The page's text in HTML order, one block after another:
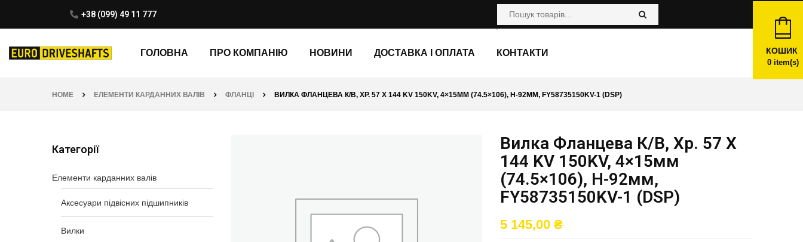
+38 (099) 49 11 777
ГОЛОВНА ПРО КОМПАНІЮ НОВИНИ ДОСТАВКА І ОПЛАТА КОНТАКТИ КОШИК
0item(s)
HOME ЕЛЕМЕНТИ КАРДАННИХ ВАЛІВ ФЛАНЦІ ВИЛКА ФЛАНЦЕВА К/В, ХР. 57 X 144 KV 150KV, 4×15ММ (74.5×106), H-92ММ, FY58735150KV-1 (DSP)
Категорії
Елементи карданних валів
Аксесуари підвісних підшипників
Вилки
Вилка Фланцева К/в, Хр. 57 X
144 KV 150KV, 4×15мм
(74.5×106), H-92мм,
FY58735150KV-1 (DSP)
5 145,00 ₴